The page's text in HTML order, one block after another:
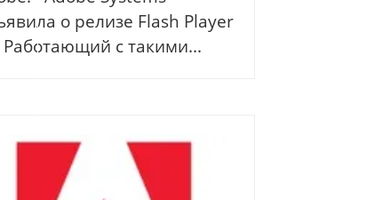
о релизе Flash Player
Работающий с такими...